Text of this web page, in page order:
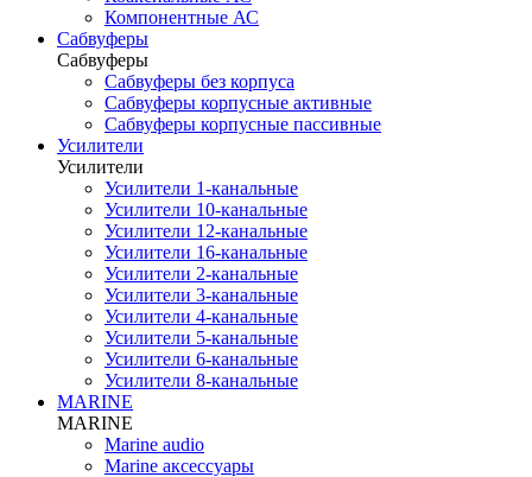
Компонентные АС
Сабвуферы
Сабвуферы
Сабвуферы без корпуса
Сабвуферы корпусные активные
Сабвуферы корпусные пассивные
Усилители
Усилители
Усилители 1-канальные
Усилители 10-канальные
Усилители 12-канальные
Усилители 16-канальные
Усилители 2-канальные
Усилители 3-канальные
Усилители 4-канальные
Усилители 5-канальные
Усилители 6-канальные
Усилители 8-канальные
MARINE
MARINE
Marine audio
Marine аксессуары